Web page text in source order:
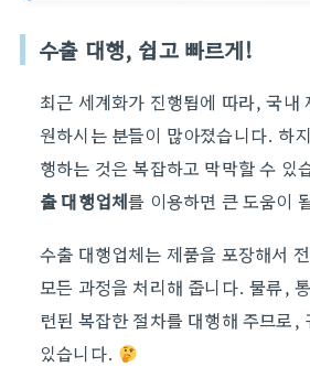
수출 대행, 쉽고 빠르게!
최근 세계화가 진행됨에 따라, 국내
원하시는 분들이 많아졌습니다. 하
행하는 것은 복잡하고 막막할 수 있
출 대행업체를 이용하면 큰 도움이
수출 대행업체는 제품을 포장해서
모든 과정을 처리해 줍니다. 물류,
련된 복잡한 절차를 대행해 주므로,
있습니다.